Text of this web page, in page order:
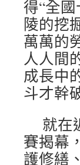
得“全
陵的挖
萬萬的
人人間
成長中
斗才幹
就在
賽揭幕
護修繕